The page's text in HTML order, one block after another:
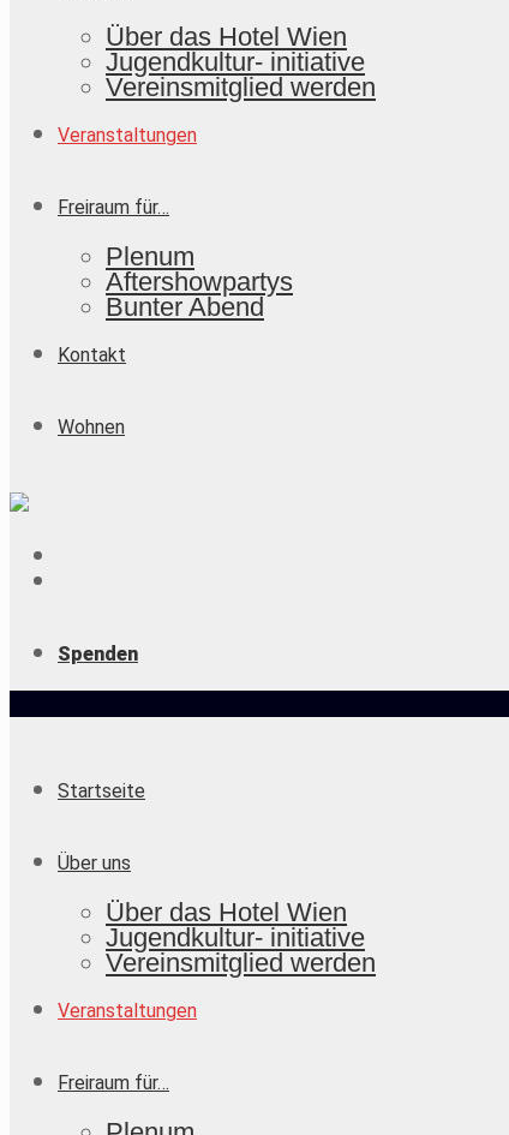
Über das Hotel Wien
Jugendkultur- initiative
Vereinsmitglied werden
Veranstaltungen
Freiraum für…
Plenum
Aftershowpartys
Bunter Abend
Kontakt
Wohnen
Spenden
Startseite
Über uns
Über das Hotel Wien
Jugendkultur- initiative
Vereinsmitglied werden
Veranstaltungen
Freiraum für…